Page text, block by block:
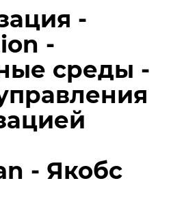
-
-
среды -
- Якобс